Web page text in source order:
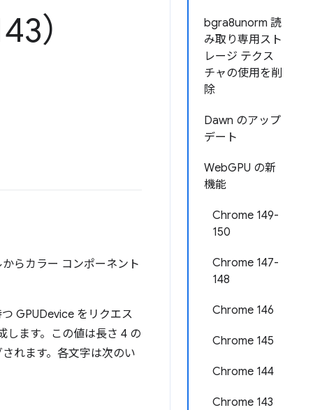
bgra8unorm 読
み取り専用スト
レージ テクス
チャの使用を削
除
Dawn のアップ
デート
WebGPU の新
機能
Chrome 149-
150
Chrome 147-
148
Chrome 146
Chrome 145
Chrome 144
Chrome 143
）
らカラー コンポーネント
GPUDevice をリクエス
します。この値は長さ 4 の
れます。各文字は次のい